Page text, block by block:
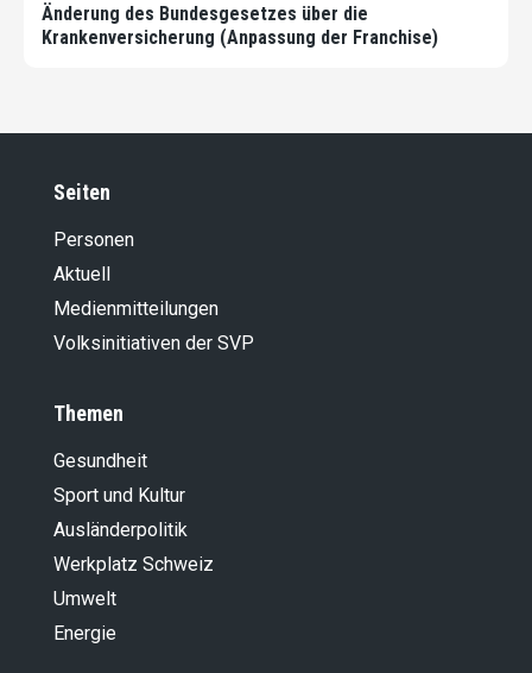
Änderung des Bundesgesetzes über die
Krankenversicherung (Anpassung der Franchise)
Seiten
Personen
Aktuell
Medienmitteilungen
Volksinitiativen der SVP
Themen
Gesundheit
Sport und Kultur
Ausländer­politik
Werkplatz Schweiz
Umwelt
Energie